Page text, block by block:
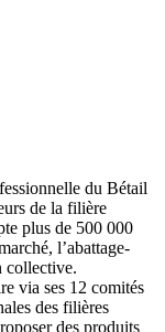
du Bétail
de la filière
plus de 500 000
l’abattage-
collective.
via ses 12 comités
des filières
des produits